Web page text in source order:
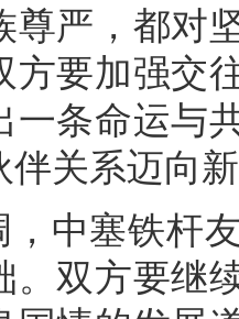
尊严，都对
方要加强交
一条命运与
伴关系迈向
，中塞铁杆
。双方要继